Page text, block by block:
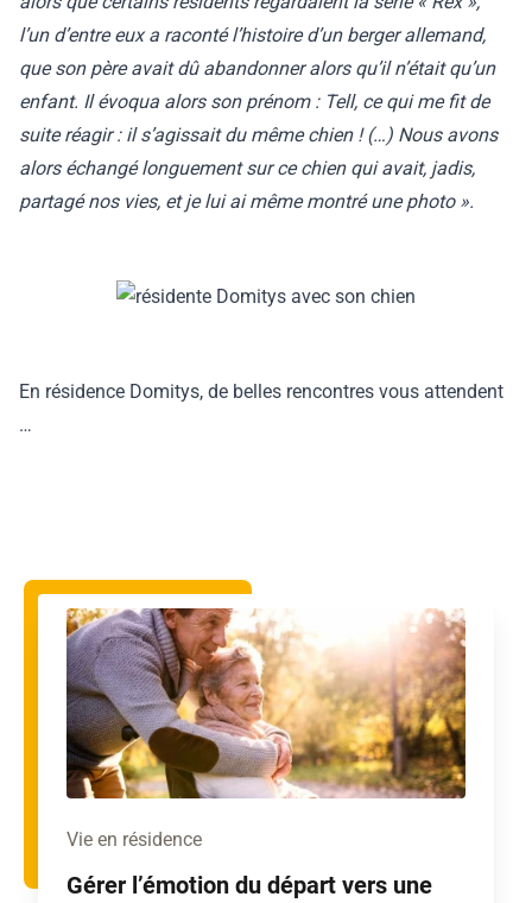
l’un d’entre eux a raconté l’histoire d’un berger allemand,
que son père avait dû abandonner alors qu’il n’était qu’un
enfant. Il évoqua alors son prénom : Tell, ce qui me fit de
suite réagir : il s’agissait du même chien ! (…) Nous avons
alors échangé longuement sur ce chien qui avait, jadis,
partagé nos vies, et je lui ai même montré une photo ».
En résidence Domitys, de belles rencontres vous attendent
…
Vie en résidence
Gérer l’émotion du départ vers une